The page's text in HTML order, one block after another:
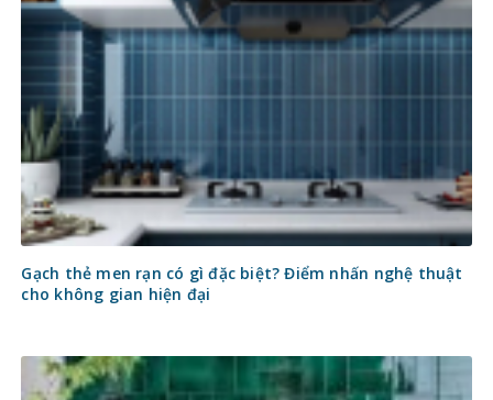
Gạch thẻ men rạn có gì đặc biệt? Điểm nhấn nghệ thuật
cho không gian hiện đại